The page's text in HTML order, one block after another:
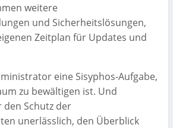
weitere
und Sicherheitslösungen,
Zeitplan für Updates und
eine Sisyphos-Aufgabe,
zu bewältigen ist. Und
Schutz der
unerlässlich, den Überblick